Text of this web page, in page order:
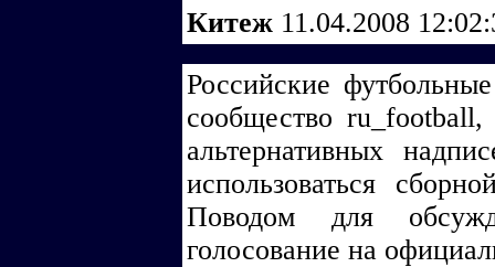
Китеж 11.04.2008
Российские
сообщество ru_football,
альтернативных
использоваться
Поводом для
голосование на